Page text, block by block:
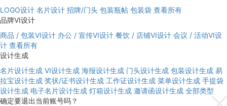
LOGO设计 名片设计 招牌/门头 包装瓶帖 包装袋 查看所有
品牌VI设计
商品 / 包装VI设计 办公 / 宣传VI设计 餐饮 / 店铺VI设计 会议 / 活动VI设
计 查看所有
设计生成
名片设计生成 VI设计生成 海报设计生成 门头设计生成 包装设计生成 易
拉宝设计生成 奖状/证书设计生成 工作证设计生成 菜单设计生成 手提袋
设计生成 电子名片设计生成 灯箱设计生成 邀请函设计生成 全部类型
确定要退出当前账号吗？